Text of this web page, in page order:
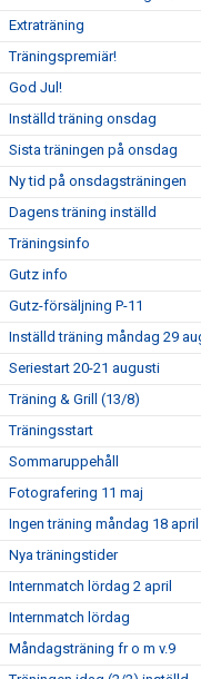
Extraträning
Träningspremiär!
God Jul!
Inställd träning onsdag
Sista träningen på onsdag
Ny tid på onsdagsträningen
Dagens träning inställd
Träningsinfo
Gutz info
Gutz-försäljning P-11
Inställd träning måndag 29
Seriestart 20-21 augusti
Träning & Grill (13/8)
Träningsstart
Sommaruppehåll
Fotografering 11 maj
Ingen träning måndag 18 april
Nya träningstider
Internmatch lördag 2 april
Internmatch lördag
Måndagsträning fr o m v.9